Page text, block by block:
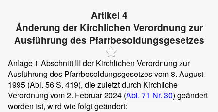
Artikel 4
Änderung der Kirchlichen Verordnung zur
Ausführung des Pfarrbesoldungsgesetzes
Anlage 1 Abschnitt III der Kirchlichen Verordnung zur
Ausführung des Pfarrbesoldungsgesetzes vom 8. August
1995 (Abl. 56 S. 419), die zuletzt durch Kirchliche
Verordnung vom 2. Februar 2024 (Abl. 71 Nr. 30) geändert
worden ist, wird wie folgt geändert: